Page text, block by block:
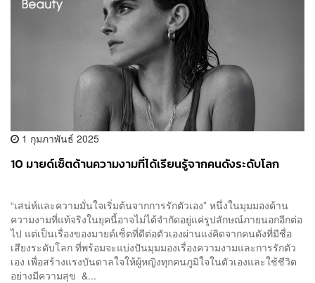
1 กุมภาพันธ์ 2025
10 มายด์เซ็ตด้านความงามที่ได้เรียนรู้จากคนดังระดับโลก
“เสน่ห์และความมั่นใจเริ่มต้นจากการรักตัวเอง” หนึ่งในมุมมองด้าน
ความงามที่แท้จริงในยุคนี้อาจไม่ได้จำกัดอยู่แค่รูปลักษณ์ภายนอกอีกต่อ
ไป แต่เป็นเรื่องของมายด์เซ็ตที่ดีต่อตัวเองผ่านแง่คิดจากคนดังที่มีชื่อ
เสียงระดับโลก ที่พร้อมจะแบ่งปันมุมมองเรื่องความงามและการรักตัว
เอง เพื่อสร้างแรงบันดาลใจให้ผู้หญิงทุกคนภูมิใจในตัวเองและใช้ชีวิต
อย่างมีความสุข &...